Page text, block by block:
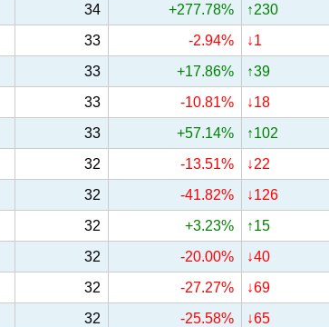
34 +277.78%
↑230
33 -2.94%
↓1
33 +17.86%
↑39
33 -10.81%
↓18
33 +57.14%
↑102
32 -13.51%
↓22
32 -41.82%
↓126
32 +3.23%
↑15
32 -20.00%
↓40
32 -27.27%
↓69
32 -25.58% ↓65